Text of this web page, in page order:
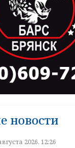
новости
2026, 12:26